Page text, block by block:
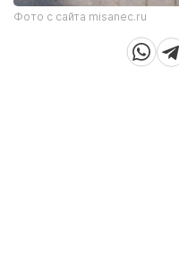
Фото с сайта misanec.ru